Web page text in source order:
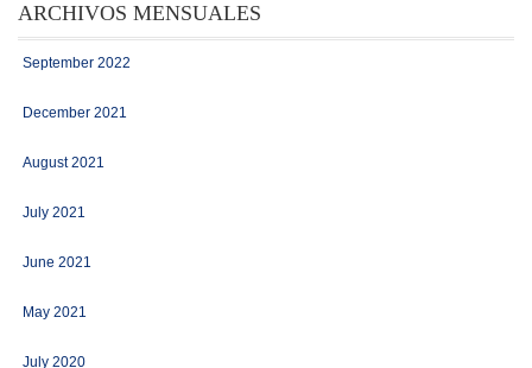
ARCHIVOS MENSUALES
September 2022
December 2021
August 2021
July 2021
June 2021
May 2021
July 2020